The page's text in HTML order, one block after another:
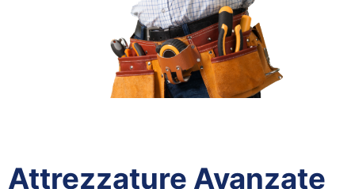
Attrezzature Avanzate